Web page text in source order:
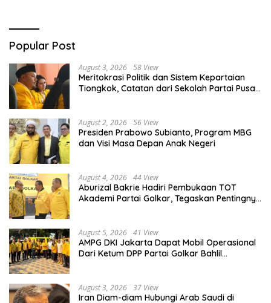
Popular Post
August 3, 2026 58 View
Meritokrasi Politik dan Sistem Kepartaian
Tiongkok, Catatan dari Sekolah Partai Pusat
August 2, 2026 56 View
Presiden Prabowo Subianto, Program MBG
dan Visi Masa Depan Anak Negeri
August 4, 2026 44 View
Aburizal Bakrie Hadiri Pembukaan TOT
Akademi Partai Golkar, Tegaskan Pentingnya
August 5, 2026 41 View
AMPG DKI Jakarta Dapat Mobil Operasional
Dari Ketum DPP Partai Golkar Bahlil
August 3, 2026 37 View
Iran Diam-diam Hubungi Arab Saudi di